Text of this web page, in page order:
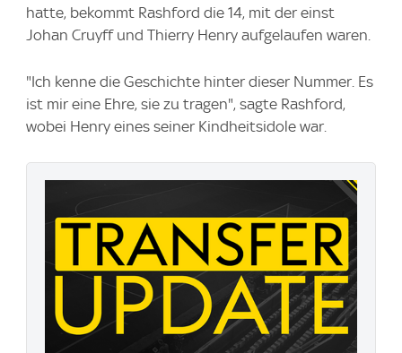
hatte, bekommt Rashford die 14, mit der einst
Johan Cruyff und Thierry Henry aufgelaufen waren.
"Ich kenne die Geschichte hinter dieser Nummer. Es
ist mir eine Ehre, sie zu tragen", sagte Rashford,
wobei Henry eines seiner Kindheitsidole war.